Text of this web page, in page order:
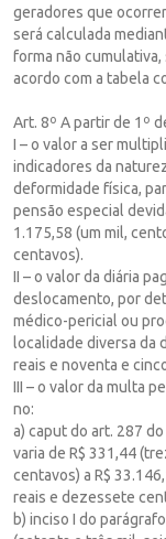
geradores que
será calculada
forma não
acordo com a tabela
Art. 8º A partir de 1º
I – o valor a ser
indicadores da
deformidade física,
pensão especial
1.175,58 (um mil,
centavos).
II – o valor da diária
deslocamento, por
médico-pericial ou
localidade diversa da
reais e noventa e
III – o valor da multa
no:
a) caput do art. 287
varia de R$ 331,44
centavos) a R$
reais e dezessete
b) inciso I do